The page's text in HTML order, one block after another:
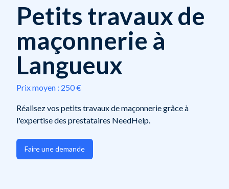
Petits travaux de
maçonnerie à
Langueux
Prix moyen : 250 €
Réalisez vos petits travaux de maçonnerie grâce à
l'expertise des prestataires NeedHelp.
Faire une demande